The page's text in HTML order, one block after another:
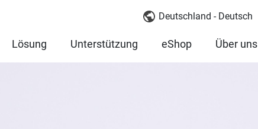
Deutschland - Deutsch
Lösung Unterstützung eShop Über uns